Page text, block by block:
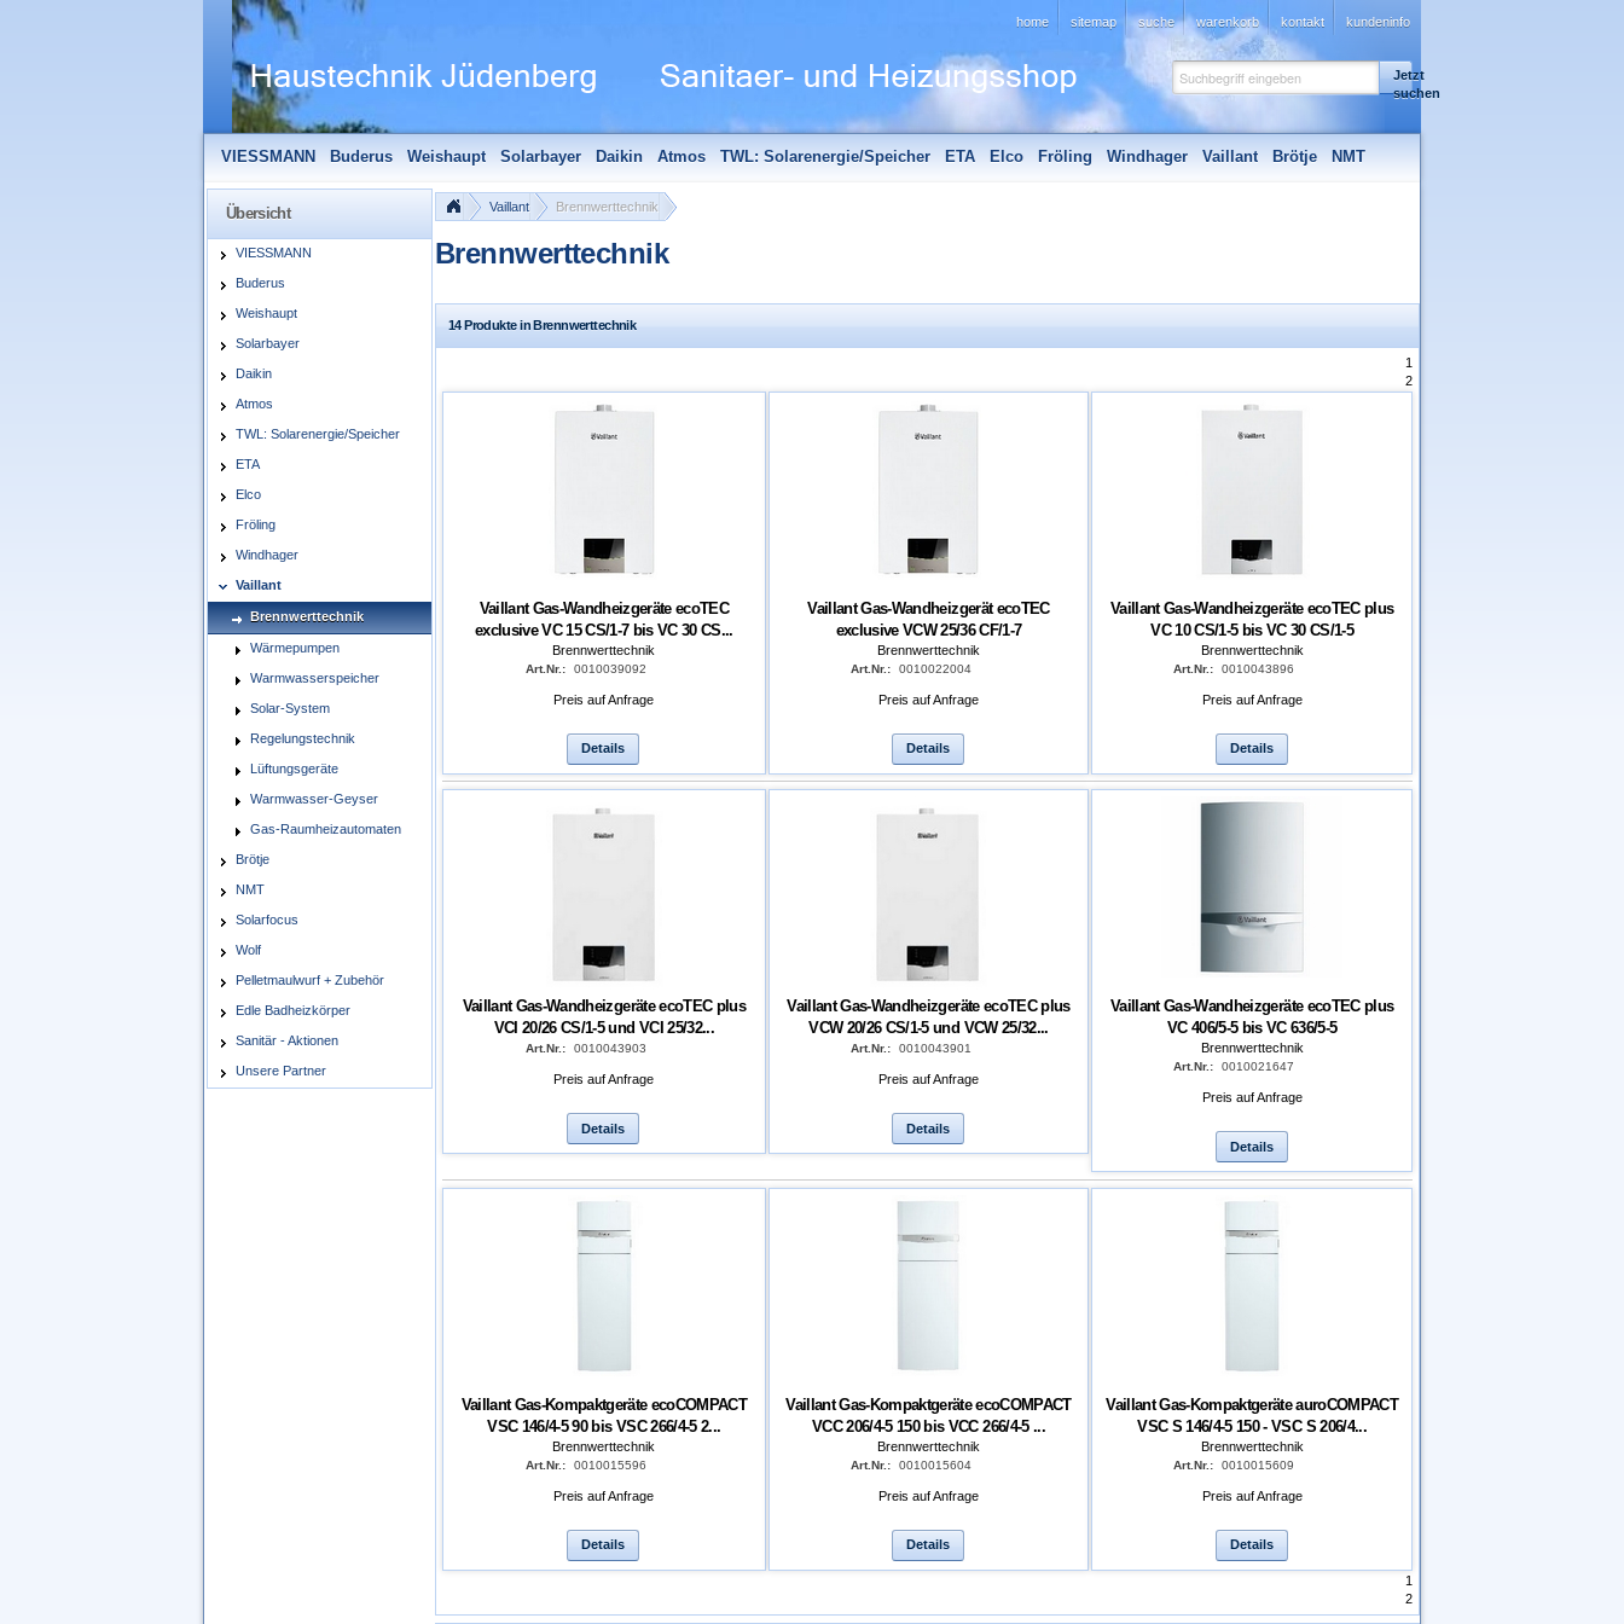
home sitemap suche warenkorb kontakt kundeninfo
VIESSMANN Buderus Weishaupt Solarbayer Daikin Atmos TWL: Solarenergie/Speicher ETA Elco Fröling Windhager Vaillant Brötje
NMT
Solarfocus
Wolf Pelletmaulwurf + Zubehör Edle Badheizkörper
Jetzt
suchen
Übersicht
VIESSMANN
Buderus
Weishaupt
Solarbayer
Daikin
Atmos
TWL: Solarenergie/Speicher
ETA
Elco
Fröling
Windhager
Vaillant
Brennwerttechnik
Wärmepumpen
Warmwasserspeicher
Solar-System
Regelungstechnik
Lüftungsgeräte
Warmwasser-Geyser
Gas-Raumheizautomaten
Brötje
NMT
Solarfocus
Wolf
Pelletmaulwurf + Zubehör
Edle Badheizkörper
Sanitär - Aktionen
Unsere Partner
Vaillant Brennwerttechnik
Brennwerttechnik
14 Produkte in Brennwerttechnik
1
2
Vaillant Gas-Wandheizgeräte ecoTEC
exclusive VC 15 CS/1-7 bis VC 30 CS...
Brennwerttechnik
Art.Nr.: 0010039092
Preis auf Anfrage
Details
Vaillant Gas-Wandheizgerät ecoTEC
exclusive VCW 25/36 CF/1-7
Brennwerttechnik
Art.Nr.: 0010022004
Preis auf Anfrage
Details
Vaillant Gas-Wandheizgeräte ecoTEC plus
VC 10 CS/1-5 bis VC 30 CS/1-5
Brennwerttechnik
Art.Nr.: 0010043896
Preis auf Anfrage
Details
Vaillant Gas-Wandheizgeräte ecoTEC plus
VCI 20/26 CS/1-5 und VCI 25/32...
Art.Nr.: 0010043903
Preis auf Anfrage
Details
Vaillant Gas-Wandheizgeräte ecoTEC plus
VCW 20/26 CS/1-5 und VCW 25/32...
Art.Nr.: 0010043901
Preis auf Anfrage
Details
Vaillant Gas-Wandheizgeräte ecoTEC plus
VC 406/5-5 bis VC 636/5-5
Brennwerttechnik
Art.Nr.: 0010021647
Preis auf Anfrage
Details
Vaillant Gas-Kompaktgeräte ecoCOMPACT
VSC 146/4-5 90 bis VSC 266/4-5 2...
Brennwerttechnik
Art.Nr.: 0010015596
Preis auf Anfrage
Details
Vaillant Gas-Kompaktgeräte ecoCOMPACT
VCC 206/4-5 150 bis VCC 266/4-5 ...
Brennwerttechnik
Art.Nr.: 0010015604
Preis auf Anfrage
Details
Vaillant Gas-Kompaktgeräte auroCOMPACT
VSC S 146/4-5 150 - VSC S 206/4...
Brennwerttechnik
Art.Nr.: 0010015609
Preis auf Anfrage
Details
1
2